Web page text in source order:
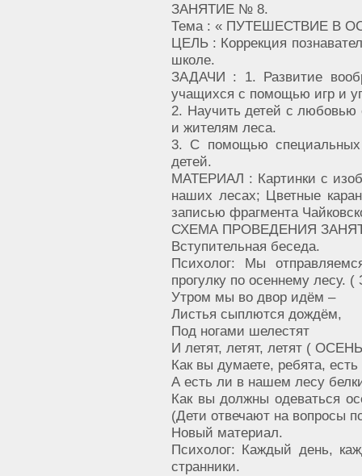
ЗАНЯТИЕ № 8.
Тема : « ПУТЕШЕСТВИЕ В
ЦЕЛЬ : Коррекция
школе.
ЗАДАЧИ : 1. Развитие
учащихся с помощью игр и
2. Научить детей с любовью
и жителям леса.
3. С помощью специальных
детей.
МАТЕРИАЛ : Картинки с
наших лесах; Цветные
записью фрагмента
СХЕМА ПРОВЕДЕНИЯ
Вступительная беседа.
Психолог: Мы
прогулку по осеннему лесу. (
Утром мы во двор идём –
Листья сыплются дождём,
Под ногами шелестят
И летят, летят, летят (
Как вы думаете, ребята,
А есть ли в нашем лесу
Как вы должны одеваться
(Дети отвечают на вопросы
Новый материал.
Психолог: Каждый день,
странники.